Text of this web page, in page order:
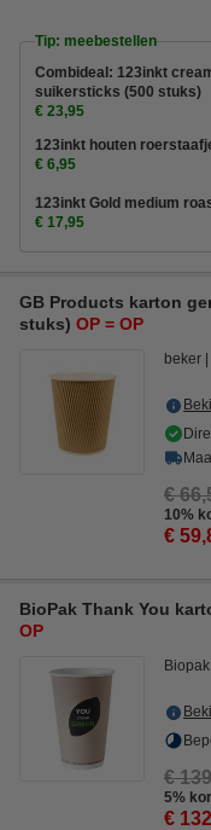
Tip: meebestellen
Combideal: 123inkt
suikersticks (500 stuks)
€ 23,95
123inkt houten
€ 6,95
123inkt Gold medium
€ 17,95
GB Products karton
stuks) OP = OP
beker
€
10%
€
BioPak Thank You
OP
Biopak
€
5%
€